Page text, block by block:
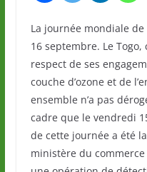
La journée mondiale de
16 septembre. Le
respect de ses
couche d’ozone et de
ensemble n’a pas
cadre que le vendredi
de cette journée a été
ministère du